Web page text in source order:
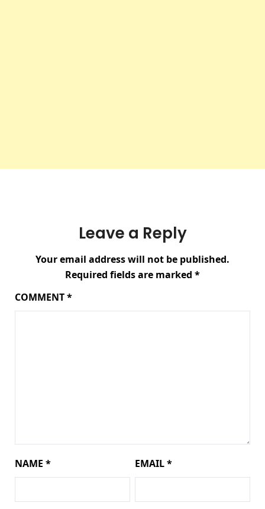
Leave a Reply
Your email address will not be published.
Required fields are marked *
COMMENT*
NAME * EMAIL*